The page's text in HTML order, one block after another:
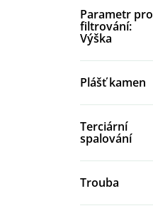
Parametr pro
filtrování:
Výška
Plášť kamen
Terciární
spalování
Trouba